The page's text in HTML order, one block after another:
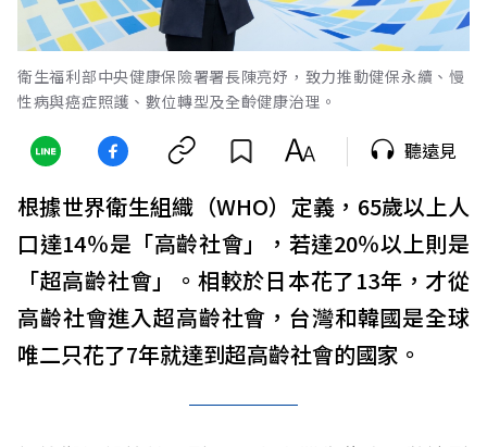
衛生福利部中央健康保險署署長陳亮妤，致力推動健保永續、慢
性病與癌症照護、數位轉型及全齡健康治理。
聽遠見
根據世界衛生組織（WHO）定義，65歲以上人
口達14％是「高齡社會」，若達20％以上則是
「超高齡社會」。相較於日本花了13年，才從
高齡社會進入超高齡社會，台灣和韓國是全球
唯二只花了7年就達到超高齡社會的國家。